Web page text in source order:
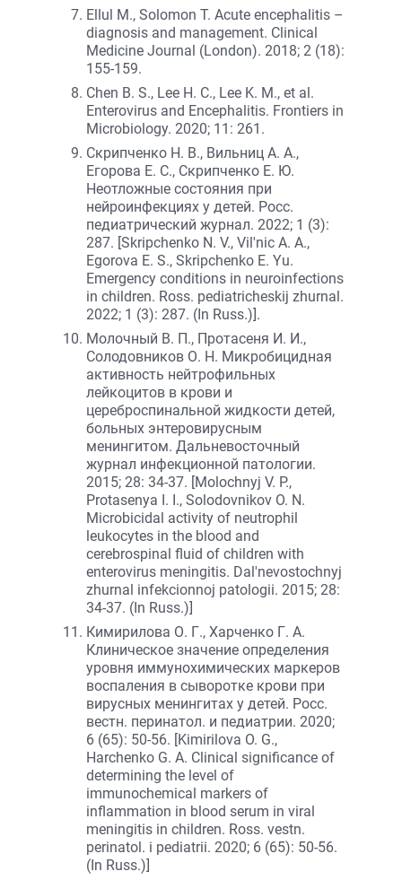
Ellul M., Solomon T. Acute encephalitis –
diagnosis and management. Clinical
Medicine Journal (London). 2018; 2 (18):
155-159.
Chen B. S., Lee H. C., Lee K. M., et al.
Enterovirus and Encephalitis. Frontiers in
Microbiology. 2020; 11: 261.
Скрипченко Н. В., Вильниц А. А.,
Егорова Е. С., Скрипченко Е. Ю.
Неотложные состояния при
нейроинфекциях у детей. Росс.
педиатрический журнал. 2022; 1 (3):
287. [Skripchenko N. V., Vil'nic A. A.,
Egorova E. S., Skripchenko E. Yu.
Emergency conditions in neuroinfections
in children. Ross. pediatricheskij zhurnal.
2022; 1 (3): 287. (In Russ.)].
Молочный В. П., Протасеня И. И.,
Солодовников О. Н. Микробицидная
активность нейтрофильных
лейкоцитов в крови и
цереброспинальной жидкости детей,
больных энтеровирусным
менингитом. Дальневосточный
журнал инфекционной патологии.
2015; 28: 34-37. [Molochnyj V. P.,
Protasenya I. I., Solodovnikov O. N.
Microbicidal activity of neutrophil
leukocytes in the blood and
cerebrospinal fluid of children with
enterovirus meningitis. Dal'nevostochnyj
zhurnal infekcionnoj patologii. 2015; 28:
34-37. (In Russ.)]
Кимирилова О. Г., Харченко Г. А.
Клиническое значение определения
уровня иммунохимических маркеров
воспаления в сыворотке крови при
вирусных менингитах у детей. Росс.
вестн. перинатол. и педиатрии. 2020;
6 (65): 50-56. [Kimirilova O. G.,
Harchenko G. A. Clinical significance of
determining the level of
immunochemical markers of
inflammation in blood serum in viral
meningitis in children. Ross. vestn.
perinatol. i pediatrii. 2020; 6 (65): 50-56.
(In Russ.)]